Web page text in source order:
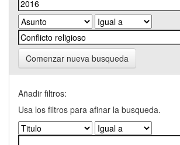
Comenzar nueva busqueda
Añadir filtros:
Usa los filtros para afinar la busqueda.